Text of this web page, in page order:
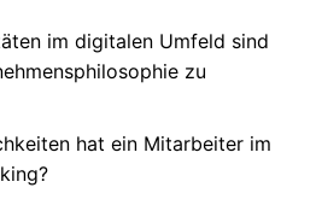
im digitalen Umfeld sind
zu
hat ein Mitarbeiter im